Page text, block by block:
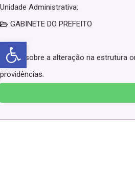
Abrir a barra de ferramentas
Unidade Administrativa:
GABINETE DO PREFEITO
Dispõe sobre a alteração na estrutura
providências.